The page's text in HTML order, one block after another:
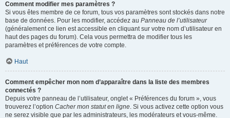
Comment modifier mes paramètres ?
Si vous êtes membre de ce forum, tous vos paramètres sont stockés dans notre
base de données. Pour les modifier, accédez au Panneau de l’utilisateur
(généralement ce lien est accessible en cliquant sur votre nom d’utilisateur en
haut des pages du forum). Cela vous permettra de modifier tous les
paramètres et préférences de votre compte.
Haut
Comment empêcher mon nom d’apparaître dans la liste des membres
connectés ?
Depuis votre panneau de l’utilisateur, onglet « Préférences du forum », vous
trouverez l’option Cacher mon statut en ligne. Si vous activez cette option vous
ne serez visible que par les administrateurs, les modérateurs et vous-même.